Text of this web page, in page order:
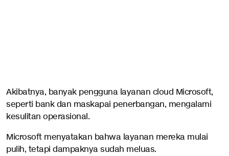
Akibatnya, banyak pengguna layanan cloud Microsoft,
seperti bank dan maskapai penerbangan, mengalami
kesulitan operasional.
Microsoft menyatakan bahwa layanan mereka mulai
pulih, tetapi dampaknya sudah meluas.